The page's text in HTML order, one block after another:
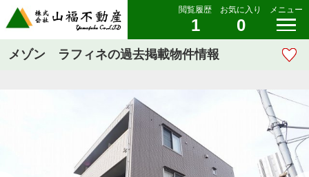
閲覧履歴
1
お気に入り
0
メニュー
メゾン ラフィネの過去掲載物件情報